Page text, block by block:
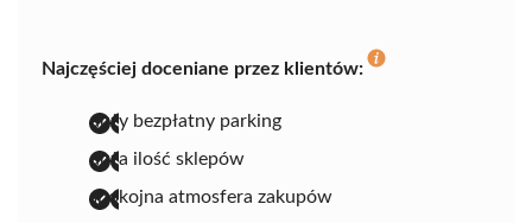
Najczęściej doceniane przez klientów:
duży bezpłatny parking
duża ilość sklepów
spokojna atmosfera zakupów